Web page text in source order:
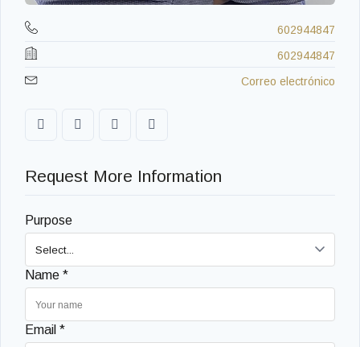
602944847
602944847
Correo electrónico
Request More Information
Purpose
Name *
Email *